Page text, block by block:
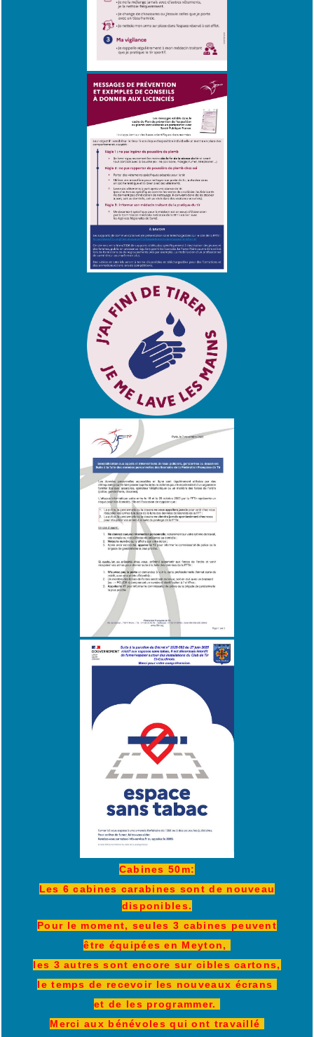
Cabines 50m:
Les 6 cabines carabines sont de nouveau
disponibles.
Pour le moment, seules 3 cabines peuvent
être équipées en Meyton,
les 3 autres sont encore sur cibles cartons,
le temps de recevoir les nouveaux écrans
et de les programmer.
Merci aux bénévoles qui ont travaillé